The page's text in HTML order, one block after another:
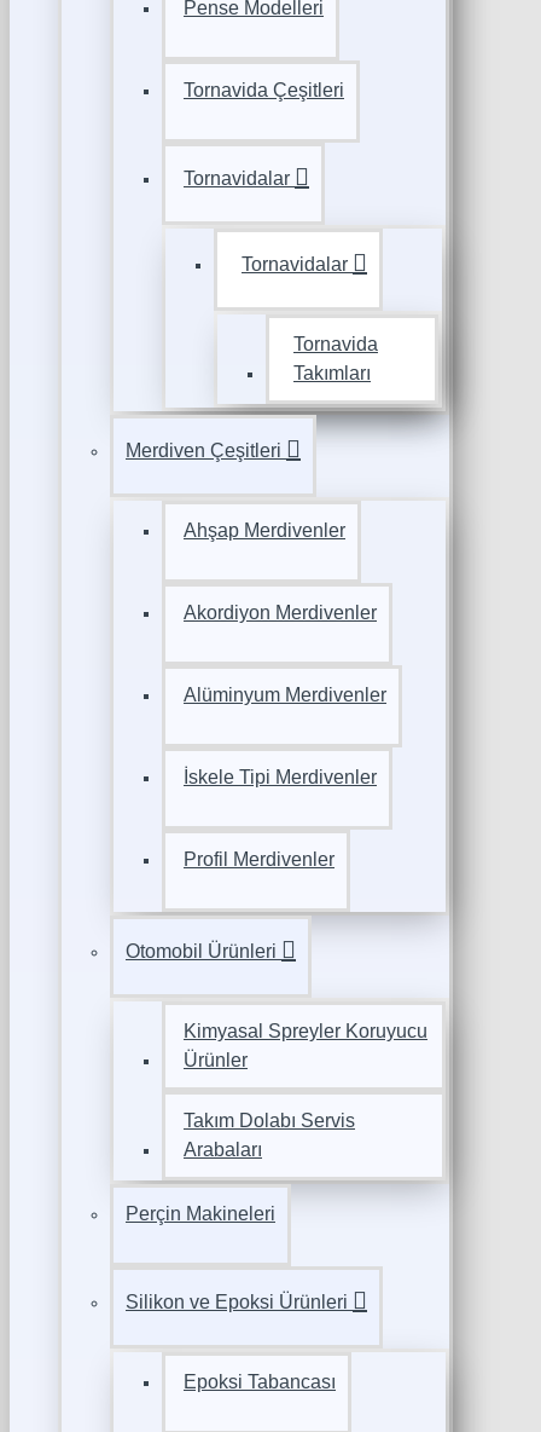
Pense Modelleri
Tornavida Çeşitleri
Tornavidalar
Tornavidalar
Tornavida
Takımları
Merdiven Çeşitleri
Ahşap Merdivenler
Akordiyon Merdivenler
Alüminyum Merdivenler
İskele Tipi Merdivenler
Profil Merdivenler
Otomobil Ürünleri
Kimyasal Spreyler Koruyucu
Ürünler
Takım Dolabı Servis
Arabaları
Perçin Makineleri
Silikon ve Epoksi Ürünleri
Epoksi Tabancası